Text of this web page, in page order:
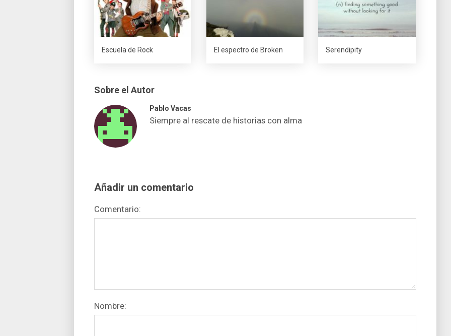
Escuela de Rock El espectro de Broken Serendipity
Sobre el Autor
Pablo Vacas
Siempre al rescate de historias con alma
Añadir un comentario
Comentario:
Nombre: